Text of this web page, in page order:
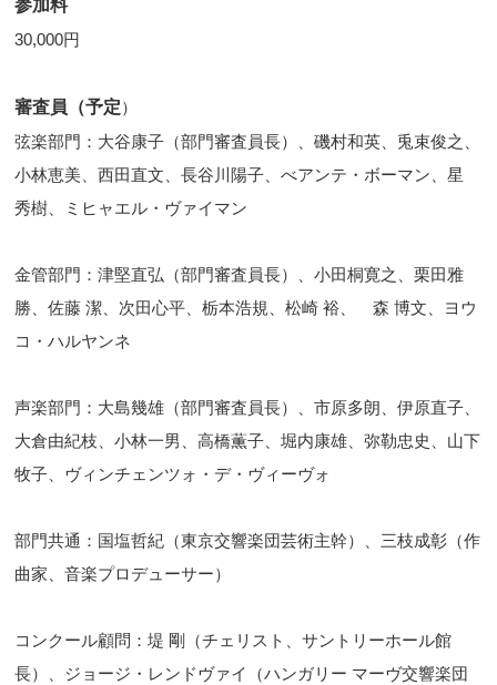
参加料
30,000円
審査員（予定）
弦楽部門：大谷康子（部門審査員長）、磯村和英、兎束俊之、
小林恵美、西田直文、長谷川陽子、べアンテ・ボーマン、星
秀樹、ミヒャエル・ヴァイマン
金管部門：津堅直弘（部門審査員長）、小田桐寛之、栗田雅
勝、佐藤 潔、次田心平、栃本浩規、松崎 裕、 森 博文、ヨウ
コ・ハルヤンネ
声楽部門：大島幾雄（部門審査員長）、市原多朗、伊原直子、
大倉由紀枝、小林一男、高橋薫子、堀内康雄、弥勒忠史、山下
牧子、ヴィンチェンツォ・デ・ヴィーヴォ
部門共通：国塩哲紀（東京交響楽団芸術主幹）、三枝成彰（作
曲家、音楽プロデューサー）
コンクール顧問：堤 剛（チェリスト、サントリーホール館
長）、ジョージ・レンドヴァイ（ハンガリー マーヴ交響楽団